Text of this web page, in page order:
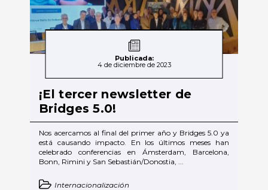
Publicada:
4 de diciembre de 2023
¡El tercer newsletter de
Bridges 5.0!
Nos acercamos al final del primer año y Bridges 5.0 ya
está causando impacto. En los últimos meses han
celebrado conferencias en Ámsterdam, Barcelona,
Bonn, Rimini y San Sebastián/Donostia, ...
Internacionalización